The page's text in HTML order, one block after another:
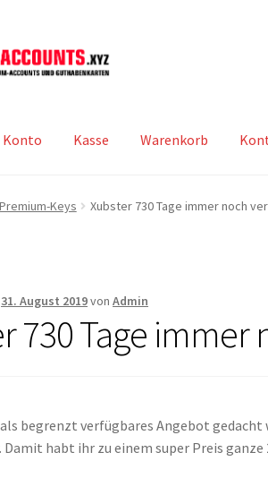
Konto Kasse Warenkorb
Keys Xubster 730 Tage immer noch
31. August 2019vonAdmin
730 Tage immer
begrenzt verfügbares Angebot
Damit habt ihr zu einem super Preis